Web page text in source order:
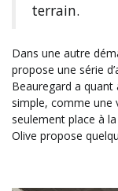
terrain.
Dans une autre
propose une série
Beauregard a
simple, comme une
seulement place à
Olive propose